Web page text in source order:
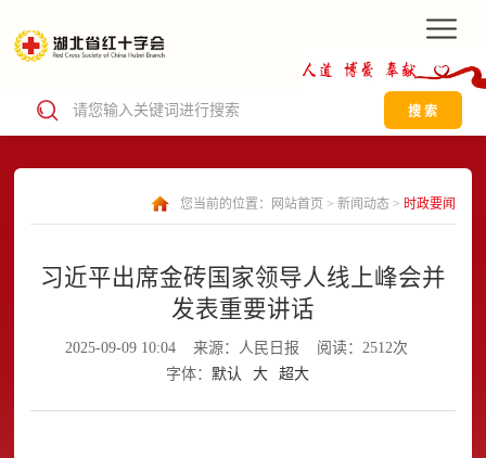
搜 索
您当前的位置： 网站首页 > 新闻动态> 时政要闻
习近平出席金砖国家领导人线上峰会并
发表重要讲话
2025-09-09 10:04 来源：人民日报
阅读：2512次
字体： 默认 大 超大